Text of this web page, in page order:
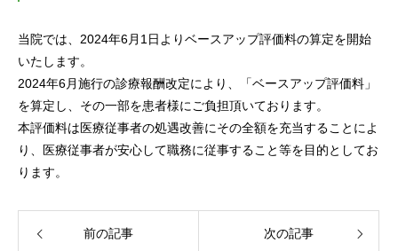
当院では、2024年6月1日よりベースアップ評価料の算定を開始
いたします。
2024年6月施行の診療報酬改定により、「ベースアップ評価料」
を算定し、その一部を患者様にご負担頂いております。
本評価料は医療従事者の処遇改善にその全額を充当することによ
り、医療従事者が安心して職務に従事すること等を目的としてお
ります。
前の記事 次の記事